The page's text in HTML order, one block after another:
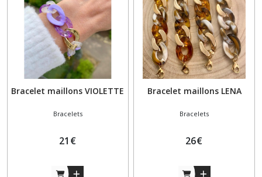
Bracelet maillons VIOLETTE
Bracelets
21 €
Bracelet maillons LENA
Bracelets
26€